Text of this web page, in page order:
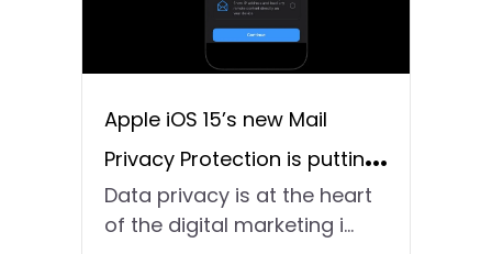
Apple iOS 15’s new Mail
Privacy Protection is putting
an end to email activity
tracking
Data privacy is at the heart
of the digital marketing i...